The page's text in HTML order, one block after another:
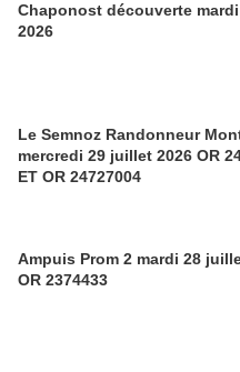
Chaponost découverte mardi 4 aout
2026
Le Semnoz Randonneur Montagne
mercredi 29 juillet 2026 OR 24537871
ET OR 24727004
Ampuis Prom 2 mardi 28 juillet 2026
OR 2374433